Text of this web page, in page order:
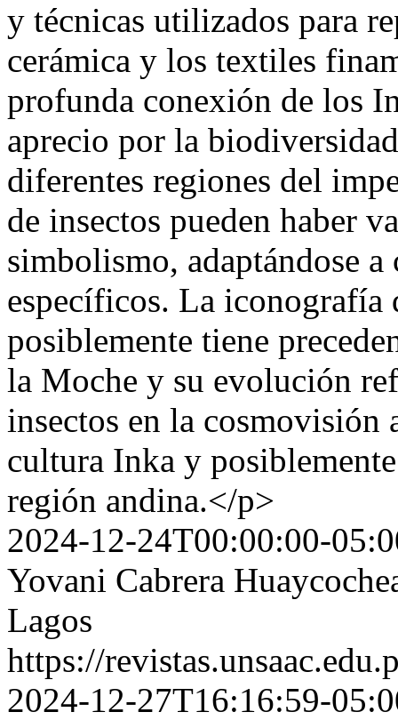
y técnicas utilizados para
cerámica y los textiles
profunda conexión de los
aprecio por la
diferentes regiones del
de insectos pueden haber
simbolismo, adaptándose
específicos. La iconografía
posiblemente tiene
la Moche y su evolución
insectos en la
cultura Inka y
región andina.</p>
2024-12-24T00:00:00-
Yovani Cabrera
Lagos
https://
2024-12-27T16:16:59-